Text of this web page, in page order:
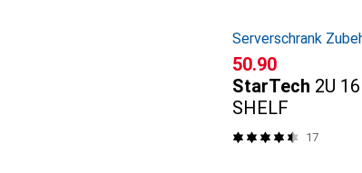
Serverschrank
CHF
50.90
StarTech 2U
SHELF
17